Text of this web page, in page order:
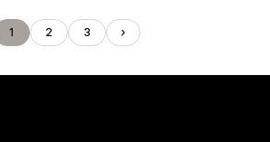
1 2 3